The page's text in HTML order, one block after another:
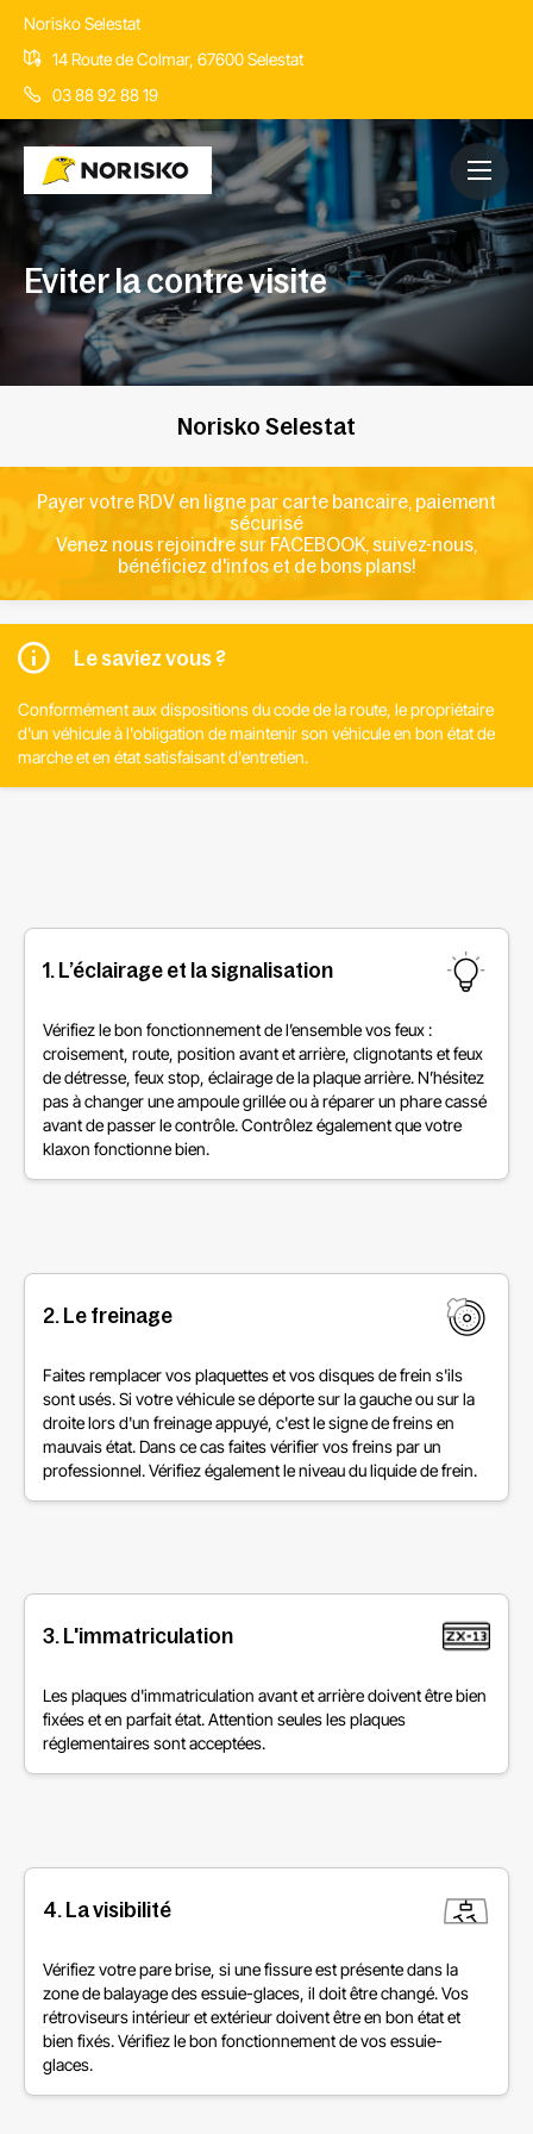
Norisko Selestat
14 Route de Colmar, 67600 Selestat
03 88 92 88 19
Eviter la contre visite
Norisko Selestat
Payer votre RDV en ligne par carte bancaire, paiement
sécurisé
Venez nous rejoindre sur FACEBOOK, suivez-nous,
bénéficiez d'infos et de bons plans!
Le saviez vous ?
Conformément aux dispositions du code de la route, le propriétaire
d'un véhicule à l'obligation de maintenir son véhicule en bon état de
marche et en état satisfaisant d'entretien.
1. L’éclairage et la signalisation
Vérifiez le bon fonctionnement de l’ensemble vos feux :
croisement, route, position avant et arrière, clignotants et feux
de détresse, feux stop, éclairage de la plaque arrière. N’hésitez
pas à changer une ampoule grillée ou à réparer un phare cassé
avant de passer le contrôle. Contrôlez également que votre
klaxon fonctionne bien.
2. Le freinage
Faites remplacer vos plaquettes et vos disques de frein s'ils
sont usés. Si votre véhicule se déporte sur la gauche ou sur la
droite lors d'un freinage appuyé, c'est le signe de freins en
mauvais état. Dans ce cas faites vérifier vos freins par un
professionnel. Vérifiez également le niveau du liquide de frein.
3. L'immatriculation
Les plaques d'immatriculation avant et arrière doivent être bien
fixées et en parfait état. Attention seules les plaques
réglementaires sont acceptées.
4. La visibilité
Vérifiez votre pare brise, si une fissure est présente dans la
zone de balayage des essuie-glaces, il doit être changé. Vos
rétroviseurs intérieur et extérieur doivent être en bon état et
bien fixés. Vérifiez le bon fonctionnement de vos essuie-
glaces.